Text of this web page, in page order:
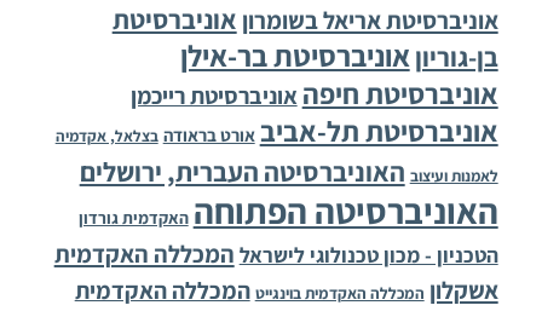
אוניברסיטת אריאל בשומרון אוניברסיטת
בן-גוריוןאוניברסיטת בר-אילן
אוניברסיטת חיפה אוניברסיטת רייכמן
אוניברסיטת תל-אביב אורט בראודה בצלאל, אקדמיה
לאמנות ועיצוב האוניברסיטה העברית, ירושלים
האוניברסיטה הפתוחה האקדמית גורדון
הטכניון - מכון טכנולוגי לישראל המכללה האקדמית
אשקלון המכללה האקדמית בוינגייט המכללה האקדמית